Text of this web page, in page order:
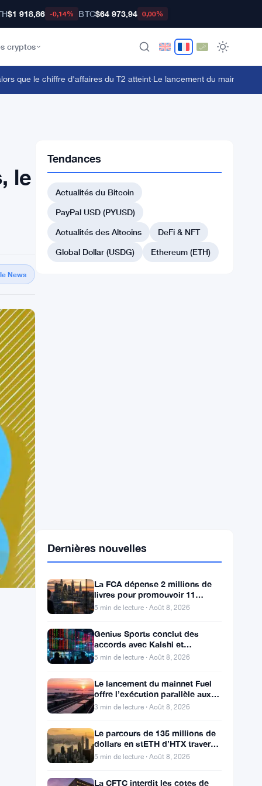
$1 918,86 -0,14% BTC$64 973,94 0,00%
cryptos
le chiffre d'affaires du T2 atteint·Le lancement du mainnet Fuel
le
News
Tendances
Actualités du Bitcoin
PayPal USD (PYUSD)
Actualités des Altcoins
DeFi & NFT
Global Dollar (USDG)
Ethereum (ETH)
La FCA dépense 2 millions de
millions de vues de plaintes sur
le financement
5 min de lecture · Août 8, 2026
Genius Sports conclut des
Polymarket alors que le chiffre
5 min de lecture · Août 8, 2026